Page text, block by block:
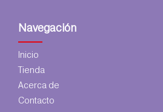
Navegación
Inicio
Tienda
Acerca de
Contacto